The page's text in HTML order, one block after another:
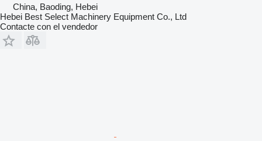
China, Baoding, Hebei
Hebei Best Select Machinery Equipment Co., Ltd
Contacte con el vendedor